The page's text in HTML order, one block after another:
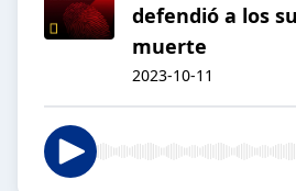
defendió a los
muerte
2023-10-11